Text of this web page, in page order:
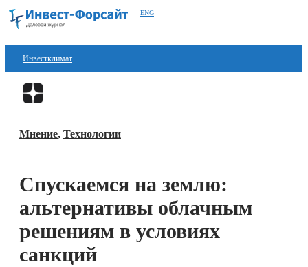
ENG
Инвестклимат
Финансы
Блокчейн
Технологии
Книги
Мнение, Технологии
Спускаемся на землю:
альтернативы облачным
решениям в условиях
санкций